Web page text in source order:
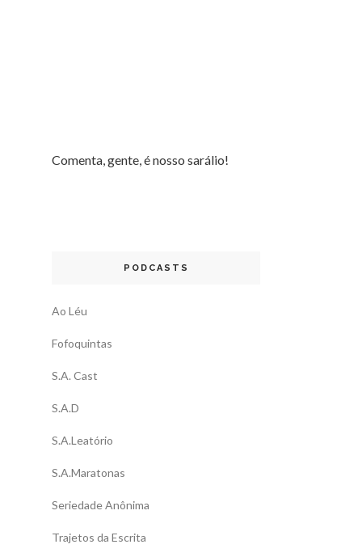
Comenta, gente, é nosso sarálio!
PODCASTS
Ao Léu
Fofoquintas
S.A. Cast
S.A.D
S.A.Leatório
S.A.Maratonas
Seriedade Anônima
Trajetos da Escrita